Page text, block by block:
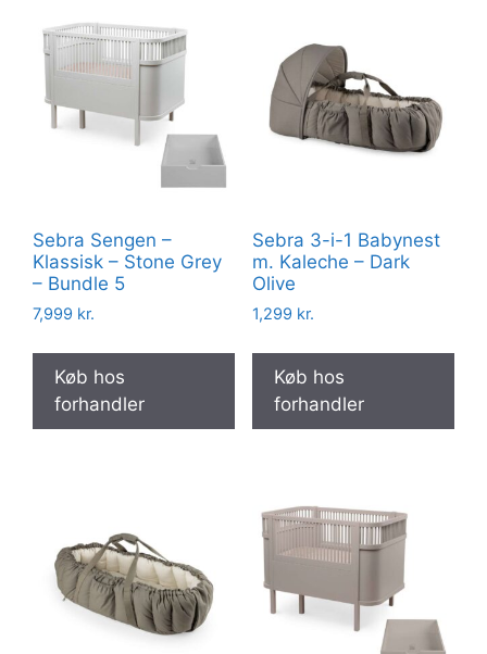
Sebra Sengen –
Klassisk – Stone Grey
– Bundle 5
7,999 kr.
Køb hos
forhandler
Sebra 3-i-1 Babynest
m. Kaleche – Dark
Olive
1,299 kr.
Køb hos
forhandler